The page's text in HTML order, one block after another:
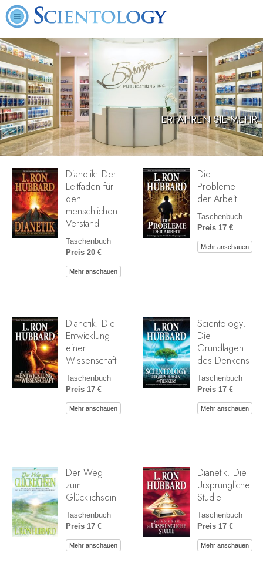
ERFAHREN SIE MEHR
Dianetik: Der
Leitfaden für
den
menschlichen
Verstand
Taschenbuch
Preis 20 €
Mehr anschauen
Die
Probleme
der Arbeit
Taschenbuch
Preis 17 €
Mehr anschauen
Dianetik: Die
Entwicklung
einer
Wissenschaft
Taschenbuch
Preis 17 €
Mehr anschauen
Scientology:
Die
Grundlagen
des Denkens
Taschenbuch
Preis 17 €
Mehr anschauen
Der Weg
zum
Glücklichsein
Taschenbuch
Preis 17 €
Mehr anschauen
Dianetik: Die
Ursprüngliche
Studie
Taschenbuch
Preis 17 €
Mehr anschauen